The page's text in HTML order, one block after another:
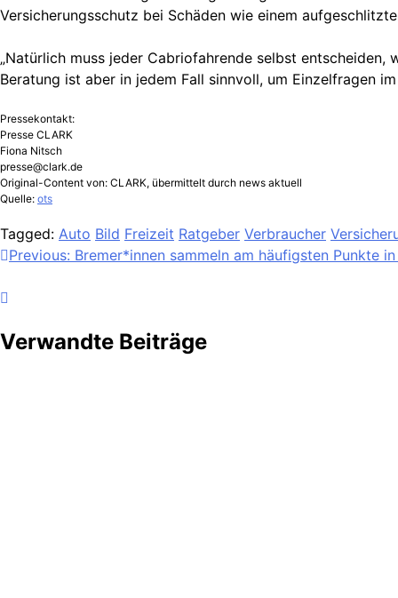
Versicherungsschutz bei Schäden wie einem
„Natürlich muss jeder Cabriofahrende selbst
Beratung ist aber in jedem Fall sinnvoll, um Einzelfragen
Pressekontakt:
Presse CLARK
Fiona Nitsch
presse@clark.de
Original-Content von: CLARK, übermittelt durch news aktuell
Quelle: ots
Tagged: Auto Bild Freizeit Ratgeber Verbraucher
Beitragsnavigation
Previous: Bremer*innen sammeln am häufigsten Punkte
Verwandte Beiträge